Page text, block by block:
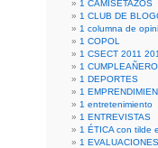
1 CAMISETAZOS
1 CLUB DE
1 columna de
1 COPOL
1 CSECT 2011
1
1 DEPORTES
1
1 entretenimiento
1 ENTREVISTAS
1 ÉTICA con tilde
1 EVALUACIONES